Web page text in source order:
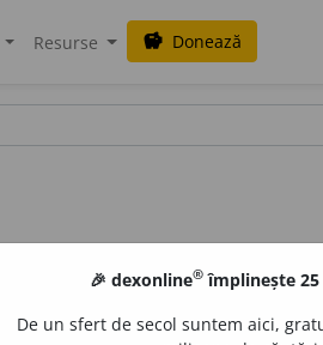
Resurse savings Donează
🎉 dexonline® împlinește 25
De un sfert de secol suntem aici,